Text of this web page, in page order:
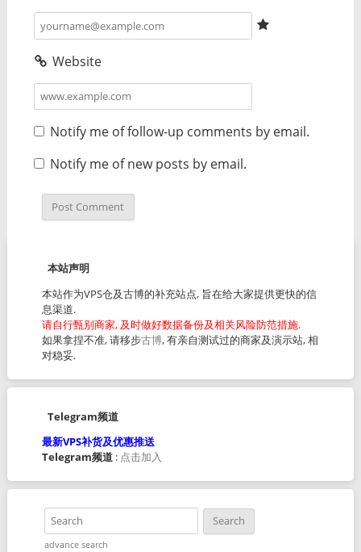
Website
Notify me of follow-up comments by email.
Notify me of new posts by email.
本站声明
本站作为VPS仓及古博的补充站点, 旨在给大家提供更快的信
息渠道.
请自行甄别商家, 及时做好数据备份及相关风险防范措施.
如果拿捏不准, 请移步古博, 有亲自测试过的商家及演示站, 相
对稳妥.
Telegram频道
最新VPS补货及优惠推送
Telegram频道: 点击加入
advance search